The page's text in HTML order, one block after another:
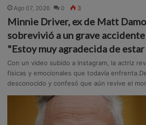
Ago 07, 2026 0 3
Minnie Driver, ex de Matt
sobrevivió a un grave
"Estoy muy agradecida de
Con un video subido a Instagram, la actriz
físicas y emocionales que todavía
desconocido y confesó que aún revive el